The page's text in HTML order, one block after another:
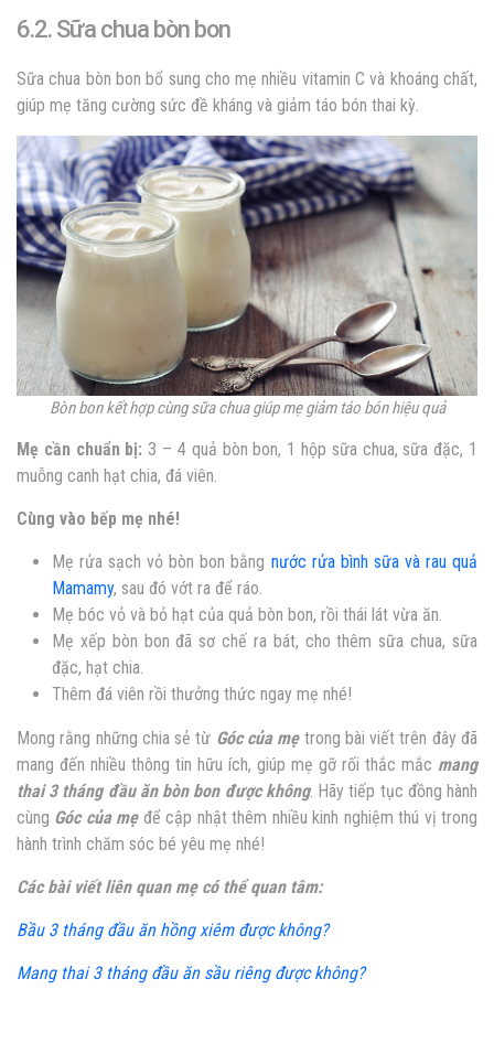
6.2. Sữa chua bòn bon
Sữa chua bòn bon bổ sung cho mẹ nhiều vitamin C và khoáng chất,
giúp mẹ tăng cường sức đề kháng và giảm táo bón thai kỳ.
Bòn bon kết hợp cùng sữa chua giúp mẹ giảm táo bón hiệu quả
Mẹ cần chuẩn bị:3 – 4 quả bòn bon, 1 hộp sữa chua, sữa đặc, 1
muỗng canh hạt chia, đá viên.
Cùng vào bếp mẹ nhé!
Mẹ rửa sạch vỏ bòn bon bằng nước rửa bình sữa và rau quả
Mamamy, sau đó vớt ra để ráo.
Mẹ bóc vỏ và bỏ hạt của quả bòn bon, rồi thái lát vừa ăn.
Mẹ xếp bòn bon đã sơ chế ra bát, cho thêm sữa chua, sữa
đặc, hạt chia.
Thêm đá viên rồi thưởng thức ngay mẹ nhé!
Mong rằng những chia sẻ từ Góc của mẹ trong bài viết trên đây đã
mang đến nhiều thông tin hữu ích, giúp mẹ gỡ rối thắc mắc mang
thai 3 tháng đầu ăn bòn bon được không. Hãy tiếp tục đồng hành
cùng Góc của mẹ để cập nhật thêm nhiều kinh nghiệm thú vị trong
hành trình chăm sóc bé yêu mẹ nhé!
Các bài viết liên quan mẹ có thể quan tâm:
Bầu 3 tháng đầu ăn hồng xiêm được không?
Mang thai 3 tháng đầu ăn sầu riêng được không?